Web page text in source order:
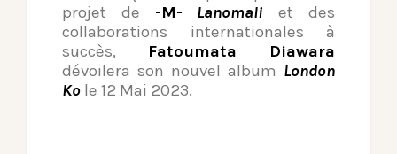
projet de -M- Lanomali et des
collaborations internationales à
succès, Fatoumata Diawara
dévoilera son nouvel album London
Ko le 12 Mai 2023.